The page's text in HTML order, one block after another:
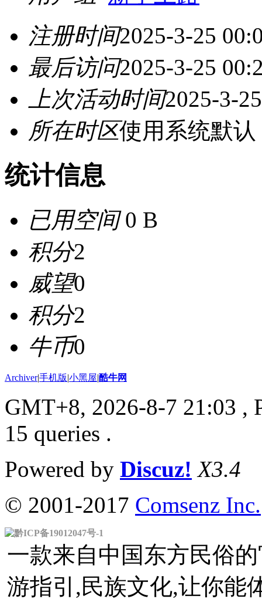
注册时间2025-3-25
最后访问2025-3-25
上次活动时间2025-3-
所在时区使用系统默认
统计信息
已用空间0 B
积分2
威望0
积分2
牛币0
Archiver|手机版|小黑屋|酷牛网
GMT+8, 2026-8-7 21:03 ,
15 queries .
Powered by Discuz! X3.4
© 2001-2017 Comsenz Inc.
黔ICP备19012047号-1
一款来自中国东方民俗
游指引,民族文化,让你能